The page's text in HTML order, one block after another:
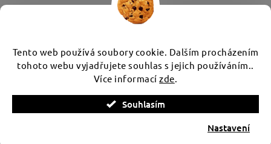
Tento web používá soubory cookie. Dalším procházením
tohoto webu vyjadřujete souhlas s jejich používáním..
Více informacízde.
Souhlasím
Nastavení
Instagram
WUX. Všechna práva vyhrazena.